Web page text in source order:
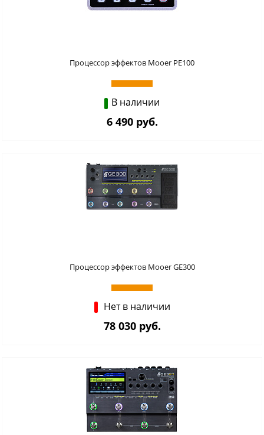
Процессор эффектов Mooer PE100
В наличии
6 490 руб.
Процессор эффектов Mooer GE300
Нет в наличии
78 030 руб.